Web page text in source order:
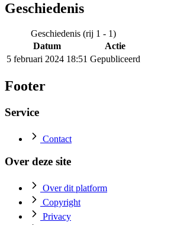
Geschiedenis
Geschiedenis (rij 1 - 1)
Datum
Actie
5 februari 2024 18:51 Gepubliceerd
Footer
Service
Contact
Over deze site
Over dit platform
Copyright
Privacy